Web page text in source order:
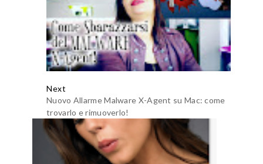
Next
Nuovo Allarme Malware X-Agent su Mac: come
trovarlo e rimuoverlo!